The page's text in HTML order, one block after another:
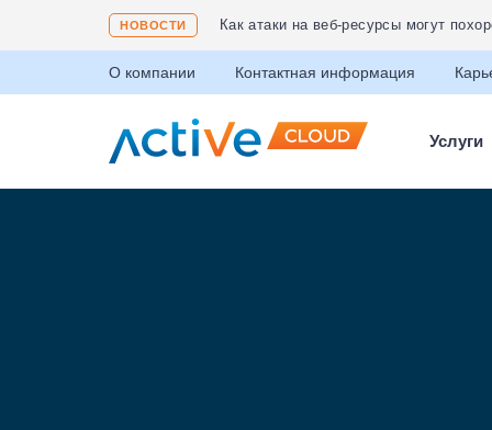
НОВОСТИ Соответствие ФЗ 152 «О защите
О компании Контактная информация
Услуги